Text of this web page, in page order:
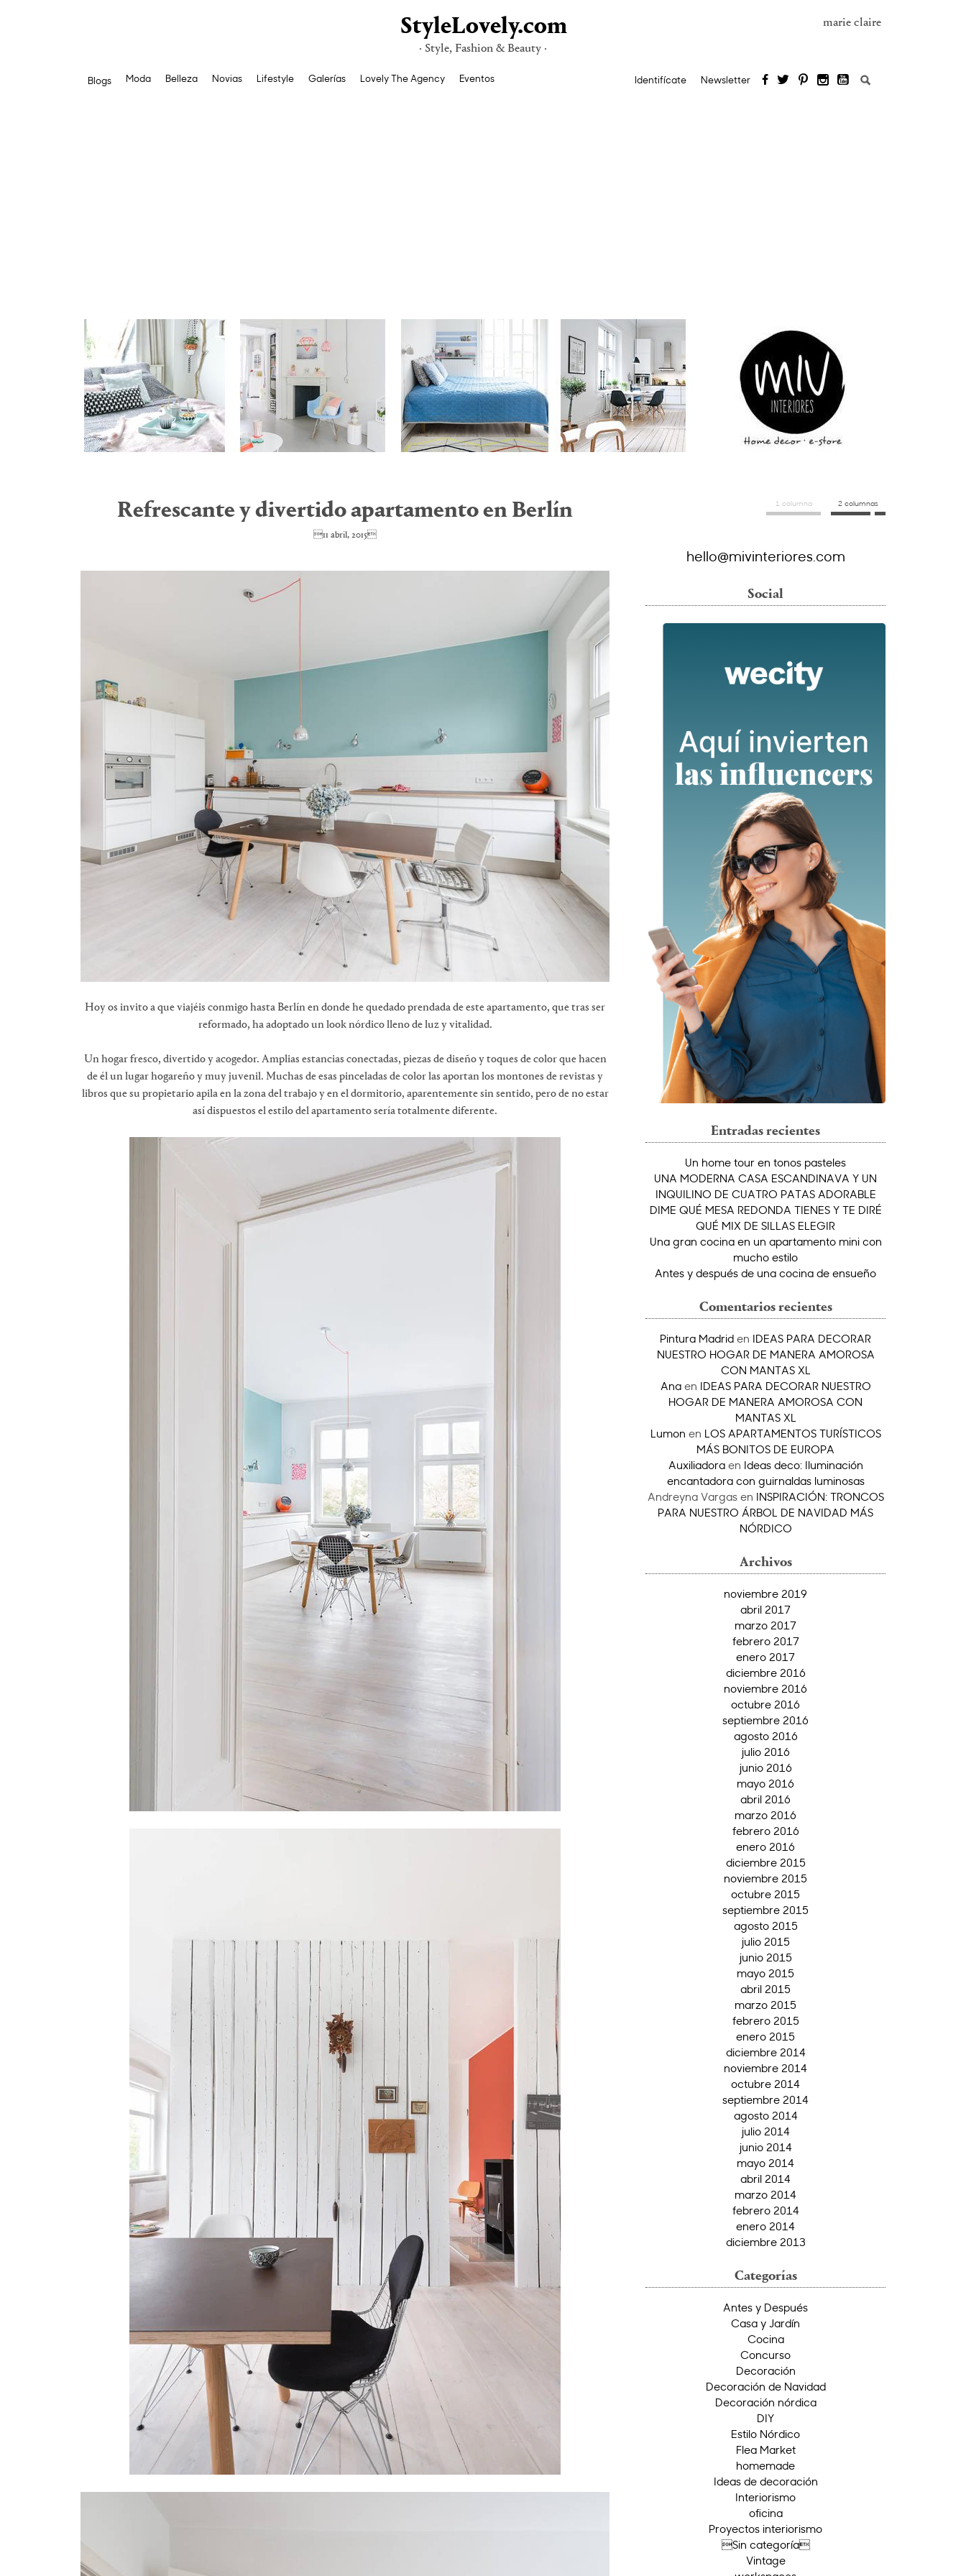
StyleLovely.com
· Style, Fashion & Beauty ·
marie claire
Blogs Moda Belleza Novias Lifestyle Galerías Lovely The Agency Eventos Identifícate Newsletter Buscar:
Refrescante y divertido apartamento en Berlín
11 abril, 2015
Hoy os invito a que viajéis conmigo hasta Berlín en donde he quedado prendada de este apartamento, que tras ser
reformado, ha adoptado un look nórdico lleno de luz y vitalidad.
Un hogar fresco, divertido yacogedor. Amplias estancias conectadas, piezas de diseño y toques de color que hacen
de él un lugar hogareño y muy juvenil. Muchas de esas pinceladas de color las aportan los montones de revistas y
libros que su propietario apila en la zona del trabajo y en el dormitorio, aparentemente sin sentido, pero de no estar
así dispuestos el estilo del apartamento sería totalmente diferente.
1 columna 2 columnas
hello@mivinteriores.com
Social
Entradas recientes
Un home tour en tonos pasteles
UNA MODERNA CASA ESCANDINAVA Y UN
INQUILINO DE CUATRO PATAS ADORABLE
DIME QUÉ MESA REDONDA TIENES Y TE DIRÉ
QUÉ MIX DE SILLAS ELEGIR
Una gran cocina en un apartamento mini con
mucho estilo
Antes y después de una cocina de ensueño
Comentarios recientes
Pintura Madrid en IDEAS PARA DECORAR
NUESTRO HOGAR DE MANERA AMOROSA
CON MANTAS XL
Anaen IDEAS PARA DECORAR NUESTRO
HOGAR DE MANERA AMOROSA CON
MANTAS XL
Lumon en LOS APARTAMENTOS TURÍSTICOS
MÁS BONITOS DE EUROPA
Auxiliadoraen Ideas deco: Iluminación
encantadora con guirnaldas luminosas
Andreyna Vargasen INSPIRACIÓN: TRONCOS
PARA NUESTRO ÁRBOL DE NAVIDAD MÁS
NÓRDICO
Archivos
noviembre 2019
abril 2017
marzo 2017
febrero 2017
enero 2017
diciembre 2016
noviembre 2016
octubre 2016
septiembre 2016
agosto 2016
julio 2016
junio 2016
mayo 2016
abril 2016
marzo 2016
febrero 2016
enero 2016
diciembre 2015
noviembre 2015
octubre 2015
septiembre 2015
agosto 2015
julio 2015
junio 2015
mayo 2015
abril 2015
marzo 2015
febrero 2015
enero 2015
diciembre 2014
noviembre 2014
octubre 2014
septiembre 2014
agosto 2014
julio 2014
junio 2014
mayo 2014
abril 2014
marzo 2014
febrero 2014
enero 2014
diciembre 2013
Categorías
Antes y Después
Casa y Jardín
Cocina
Concurso
Decoración
Decoración de Navidad
Decoración nórdica
DIY
Estilo Nórdico
Flea Market
homemade
Ideas de decoración
Interiorismo
oficina
Proyectos interiorismo
Sin categoría
Vintage